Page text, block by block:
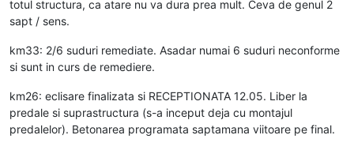
totul structura, ca atare nu va dura prea mult. Ceva de genul 2
sapt / sens.
km33: 2/6 suduri remediate. Asadar numai 6 suduri neconforme
si sunt in curs de remediere.
km26: eclisare finalizata si RECEPTIONATA 12.05. Liber la
predale si suprastructura (s-a inceput deja cu montajul
predalelor). Betonarea programata saptamana viitoare pe final.